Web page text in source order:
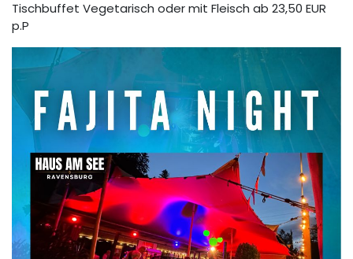
Tischbuffet Vegetarisch oder mit Fleisch ab 23,50 EUR
p.P